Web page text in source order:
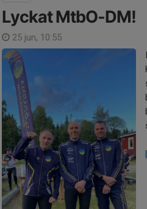
Lyckat MtbO-DM!
25 jun, 10:55